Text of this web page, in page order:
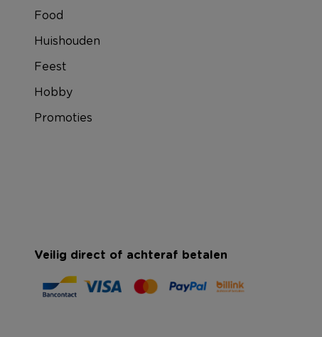
Food
Huishouden
Feest
Hobby
Promoties
Veilig direct of achteraf betalen